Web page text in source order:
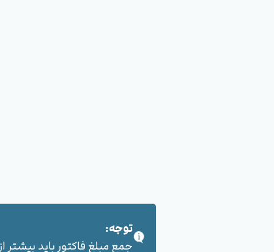
توجه:
جمع مبلغ فاکتور باید بیشتر از 100,000 هزار تومان